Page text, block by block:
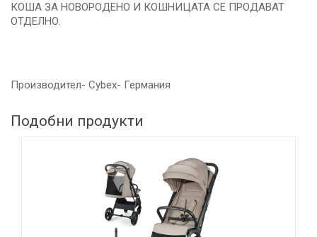
КОША ЗА НОВОРОДЕНО И КОШНИЦАТА СЕ ПРОДАВАТ
ОТДЕЛНО.
Производител- Cybex- Германия
Подобни продукти